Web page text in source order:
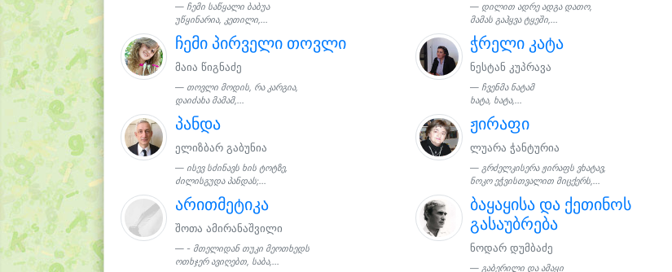
ჩემი საწყალი ბაბუა
უწყინარია, კეთილი,...
ჩემი პირველი თოვლი
მაია წიგნაძე
თოვლი მოდის, რა კარგია,
დაიძახა მამამ,...
პანდა
ელიზბარ გაბუნია
ისევ სძინავს ხის ტოტზე,
ძილისგუდა პანდას;...
არითმეტიკა
შოთა ამირანაშვილი
- მთელიდან თუკი მეოთხედს
ოთხჯერ ავიღებთ, საბა,...
დილით ადრე ადგა დათო,
მამას გაჰყვა ტყეში,...
ჭრელი კატა
ნესტან კუპრავა
ჩვენმა ნატამ
ხატა, ხატა,...
ჟირაფი
ლუარა ჭანტურია
გრძელკისერა ჟირაფს ვხატავ,
ნოკო ეჭვისთვალით მიცქერს,...
ბაყაყისა და ქეთინოს
გასაუბრება
ნოდარ დუმბაძე
გაბერილი და ამაყი